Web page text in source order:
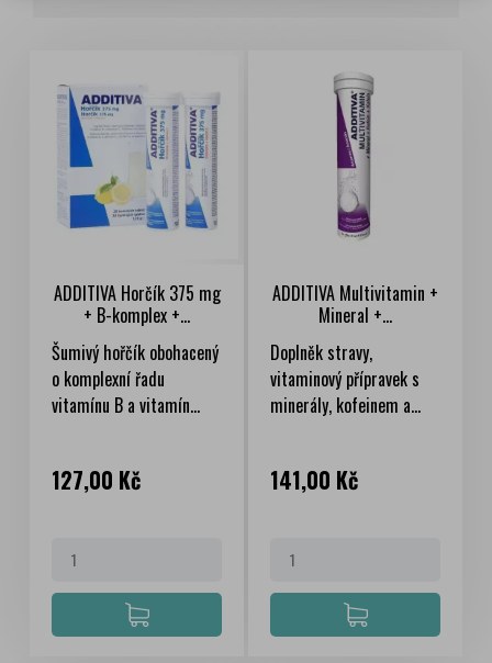
ADDITIVA Horčík 375 mg
+ B-komplex +...
Šumivý hořčík obohacený
o komplexní řadu
vitamínu B a vitamín...
Cena
127,00 Kč
ADDITIVA Multivitamin +
Mineral +...
Doplněk stravy,
vitaminový přípravek s
minerály, kofeinem a...
Cena
141,00 Kč